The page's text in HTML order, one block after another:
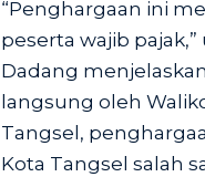
“Penghargaan ini
peserta wajib
Dadang
langsung oleh
Tangsel,
Kota Tangsel salah